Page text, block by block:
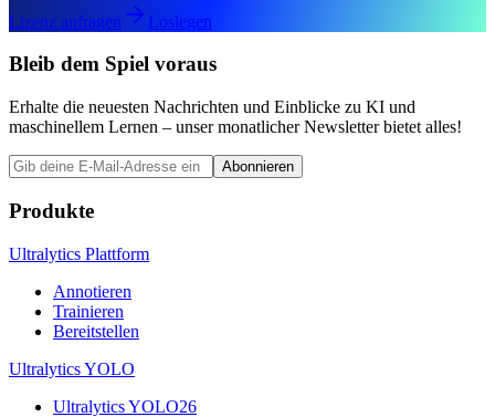
Lizenz anfragen Loslegen
Bleib dem Spiel voraus
Erhalte die neuesten Nachrichten und Einblicke zu KI und
maschinellem Lernen – unser monatlicher Newsletter bietet alles!
Abonnieren
Produkte
Ultralytics Plattform
Annotieren
Trainieren
Bereitstellen
Ultralytics YOLO
Ultralytics YOLO26